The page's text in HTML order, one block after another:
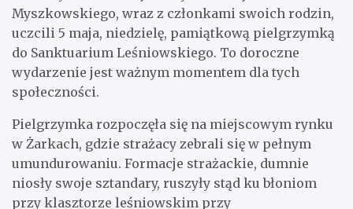
Myszkowskiego, wraz z członkami swoich rodzin,
uczcili 5 maja, niedzielę, pamiątkową pielgrzymką
do Sanktuarium Leśniowskiego. To doroczne
wydarzenie jest ważnym momentem dla tych
społeczności.
Pielgrzymka rozpoczęła się na miejscowym rynku
w Żarkach, gdzie strażacy zebrali się w pełnym
umundurowaniu. Formacje strażackie, dumnie
niosły swoje sztandary, ruszyły stąd ku błoniom
przy klasztorze leśniowskim przy